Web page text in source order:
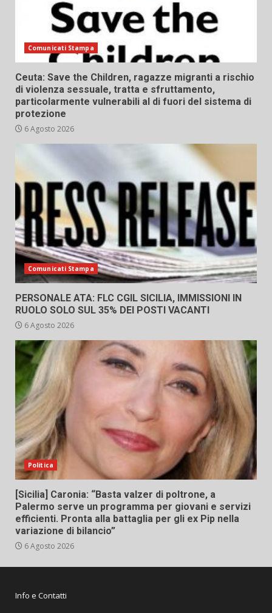
Comunicati Stampa
Ceuta: Save the Children, ragazze migranti a rischio
di violenza sessuale, tratta e sfruttamento,
particolarmente vulnerabili al di fuori del sistema di
protezione
6 Agosto 2026
Comunicati Stampa
PERSONALE ATA: FLC CGIL SICILIA, IMMISSIONI IN
RUOLO SOLO SUL 35% DEI POSTI VACANTI
6 Agosto 2026
Politica
[Sicilia] Caronia: “Basta valzer di poltrone, a
Palermo serve un programma per giovani e servizi
efficienti. Pronta alla battaglia per gli ex Pip nella
variazione di bilancio”
6 Agosto 2026
Info e Contatti